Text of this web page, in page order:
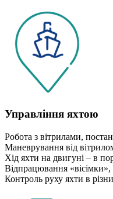
Управління яхтою
Робота з вітрилами,
Маневрування від
Хід яхти на двигуні – в
Відпрацювання
Контроль руху яхти в